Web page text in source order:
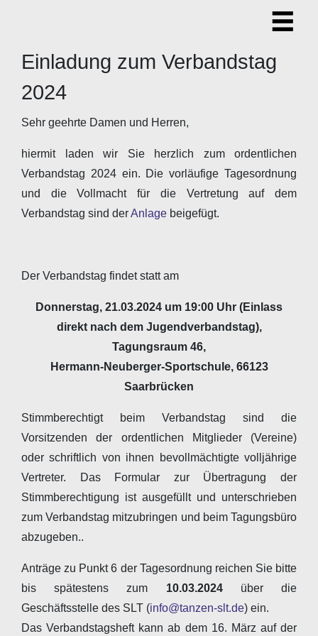
Einladung zum Verbandstag
2024
Sehr geehrte Damen und Herren,
hiermit laden wir Sie herzlich zum ordentlichen
Verbandstag 2024 ein. Die vorläufige Tagesordnung
und die Vollmacht für die Vertretung auf dem
Verbandstag sind derAnlage beigefügt.
Der Verbandstag findet statt am
Donnerstag, 21.03.2024 um 19:00 Uhr (Einlass
direkt nach dem Jugendverbandstag),
Tagungsraum 46,
Hermann-Neuberger-Sportschule, 66123
Saarbrücken
Stimmberechtigt beim Verbandstag sind die
Vorsitzenden der ordentlichen Mitglieder (Vereine)
oder schriftlich von ihnen bevollmächtigte volljährige
Vertreter. Das Formular zur Übertragung der
Stimmberechtigung ist ausgefüllt und unterschrieben
zum Verbandstag mitzubringen und beim Tagungsbüro
abzugeben..
Anträge zu Punkt 6 der Tagesordnung reichen Sie bitte
bis spätestens zum 10.03.2024über die
Geschäftsstelle des SLT (info@tanzen-slt.de) ein.
Das Verbandstagsheft kann ab dem 16. März auf der